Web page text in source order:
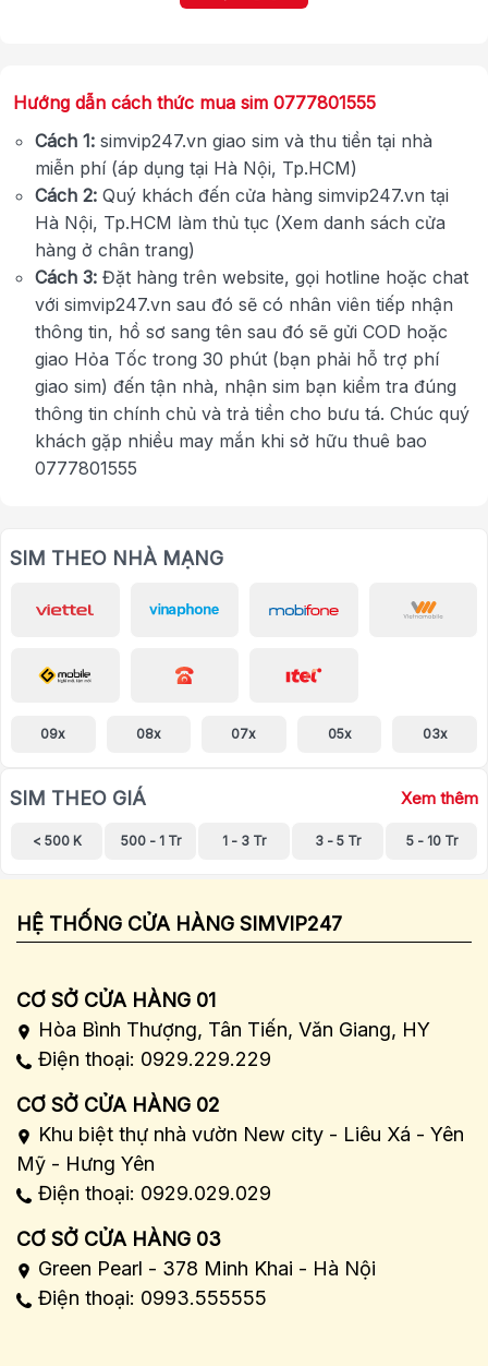
Hướng dẫn cách thức mua sim 0777801555
Cách 1: simvip247.vn giao sim và thu tiền tại nhà
miễn phí (áp dụng tại Hà Nội, Tp.HCM)
Cách 2: Quý khách đến cửa hàng simvip247.vn tại
Hà Nội, Tp.HCM làm thủ tục (Xem danh sách cửa
hàng ở chân trang)
Cách 3: Đặt hàng trên website, gọi hotline hoặc chat
với simvip247.vn sau đó sẽ có nhân viên tiếp nhận
thông tin, hồ sơ sang tên sau đó sẽ gửi COD hoặc
giao Hỏa Tốc trong 30 phút (bạn phải hỗ trợ phí
giao sim) đến tận nhà, nhận sim bạn kiểm tra đúng
thông tin chính chủ và trả tiền cho bưu tá. Chúc quý
khách gặp nhiều may mắn khi sở hữu thuê bao
0777801555
SIM THEO NHÀ MẠNG
09x 08x 07x 05x 03x
SIM THEO GIÁ Xem thêm
< 500 K 500 - 1 Tr 1 - 3 Tr 3 - 5 Tr 5 - 10 Tr
HỆ THỐNG CỬA HÀNG SIMVIP247
CƠ SỞ CỬA HÀNG 01
Hòa Bình Thượng, Tân Tiến, Văn Giang, HY
Điện thoại: 0929.229.229
CƠ SỞ CỬA HÀNG 02
Khu biệt thự nhà vườn New city - Liêu Xá - Yên
Mỹ - Hưng Yên
Điện thoại: 0929.029.029
CƠ SỞ CỬA HÀNG 03
Green Pearl - 378 Minh Khai - Hà Nội
Điện thoại: 0993.555555